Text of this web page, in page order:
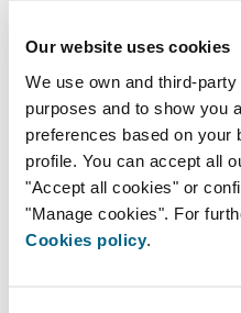
Our website uses cookies
We use own and third-
purposes and to show you
preferences based on your
profile. You can accept all
"Accept all cookies" or
"Manage cookies". For
Cookies policy.
Estou a perguntar
Como podemos
Desejo receber
produtos Airzone
Informação mais